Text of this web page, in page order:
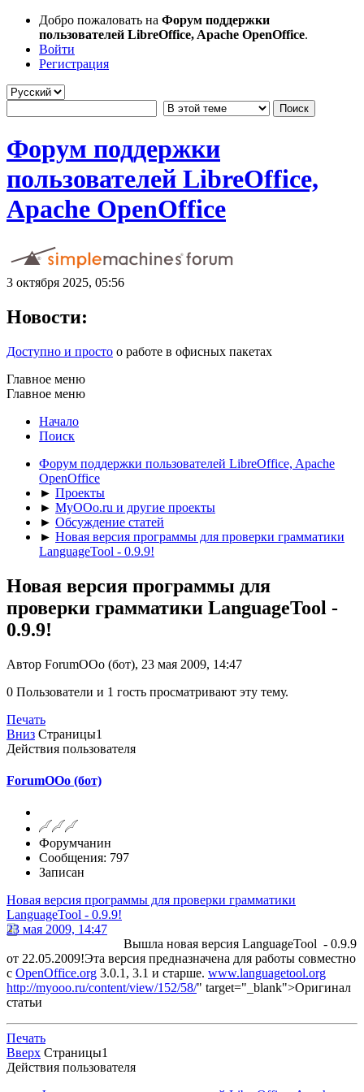
Добро пожаловать на Форум поддержки
пользователей LibreOffice, Apache OpenOffice.
Войти
Регистрация
Форум поддержки
пользователей LibreOffice,
Apache OpenOffice
3 октября 2025, 05:56
Новости:
Доступно и просто о работе в офисных пакетах
Главное меню
Главное меню
Начало
Поиск
Форум поддержки пользователей LibreOffice, Apache
OpenOffice
► Проекты
► MyOOo.ru и другие проекты
► Обсуждение статей
► Новая версия программы для проверки грамматики
LanguageTool - 0.9.9!
Новая версия программы для
проверки грамматики LanguageTool -
0.9.9!
Автор ForumOOo (бот), 23 мая 2009, 14:47
0 Пользователи и 1 гость просматривают эту тему.
Печать
Вниз Страницы1
Действия пользователя
ForumOOo (бот)
Форумчанин
Сообщения: 797
Записан
Новая версия программы для проверки грамматики
LanguageTool - 0.9.9!
23 мая 2009, 14:47
Вышла новая версия LanguageTool - 0.9.9
от 22.05.2009!Эта версия предназначена для работы совместно
с OpenOffice.org 3.0.1, 3.1 и старше. www.languagetool.org
http://myooo.ru/content/view/152/58/" target="_blank">Оригинал
статьи
Печать
Вверх Страницы1
Действия пользователя